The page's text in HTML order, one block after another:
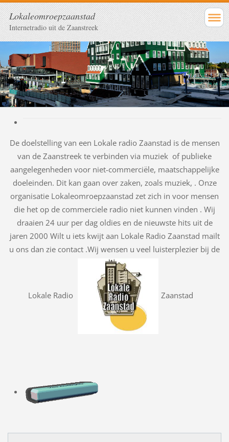
Lokaleomroepzaanstad
Internetradio uit de Zaanstreek
De doelstelling van een Lokale radio Zaanstad is de mensen
van de Zaanstreek te verbinden via muziek of publieke
aangelegenheden voor niet-commerciële, maatschappelijke
doeleinden. Dit kan gaan over zaken, zoals muziek, . Onze
organisatie Lokaleomroepzaanstad zet zich in voor mensen
die het op de commerciele radio niet kunnen vinden . Wij
draaien 24 uur per dag oldies en de nieuwste hits uit de
jaren 2000 Wilt u iets kwijt aan Lokale Radio Zaanstad mailt
u ons dan zie contact .Wij wensen u veel luisterplezier bij de
Lokale Radio Zaanstad